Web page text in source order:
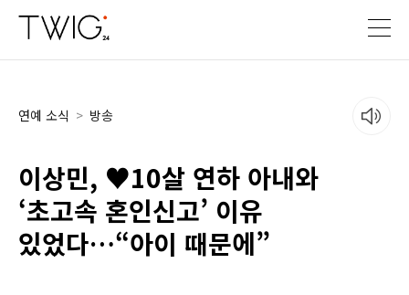
연예 소식 > 방송
이상민, ♥10살 연하 아내와
‘초고속 혼인신고’ 이유
있었다…“아이 때문에”